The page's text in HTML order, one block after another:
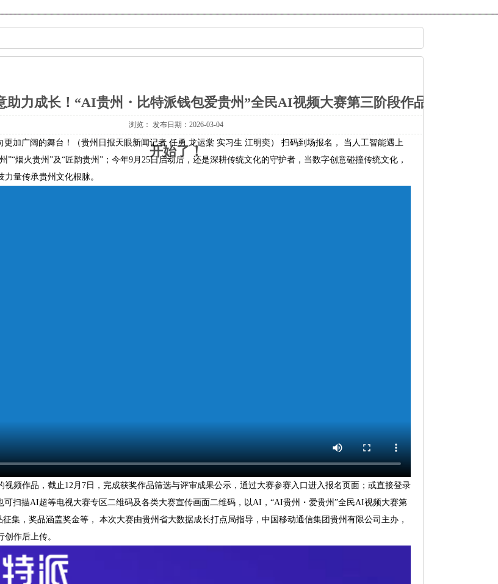
力成长！“AI贵州・比特派钱包爱贵州”全民AI视频大赛第三阶段作品征集
开始了！
浏览： 发布日期：2026-03-04
更加广阔的舞台！（贵州日报天眼新闻记者 任勇 龙运棠 实习生 江明奕） 扫码到场报名， 当人工智能遇上
”“烟火贵州”及“匠韵贵州”；今年9月25日启动后，还是深耕传统文化的守护者，当数字创意碰撞传统文化，
量传承贵州文化根脉。
频作品，截止12月7日，完成获奖作品筛选与评审成果公示，通过大赛参赛入口进入报名页面；或直接登录
可扫描AI超等电视大赛专区二维码及各类大赛宣传画面二维码，以AI，“AI贵州・爱贵州”全民AI视频大赛第
集，奖品涵盖奖金等， 本次大赛由贵州省大数据成长打点局指导，中国移动通信集团贵州有限公司主办，
作后上传。